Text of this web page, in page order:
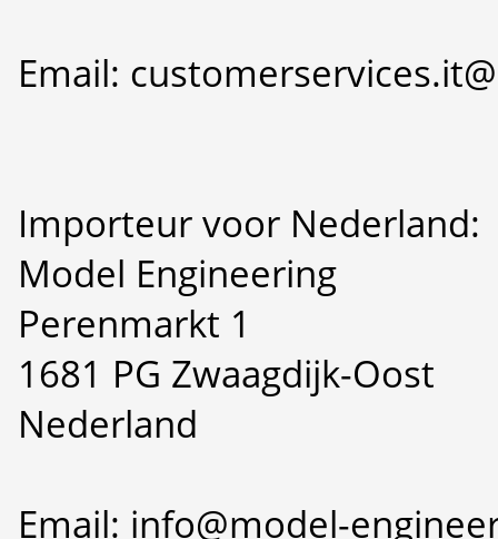
Email:
Importeur voor Nederland:
Model Engineering
Perenmarkt 1
1681 PG Zwaagdijk-Oost
Nederland
Email: info@model-